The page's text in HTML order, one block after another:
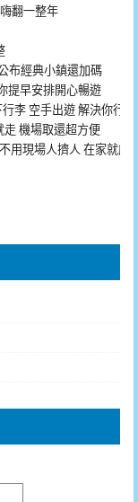
翻一整年
布經典小鎮還加碼
提早安排開心暢遊
李 空手出遊 解決你行
走 機場取還超方便
用現場人擠人 在家就能